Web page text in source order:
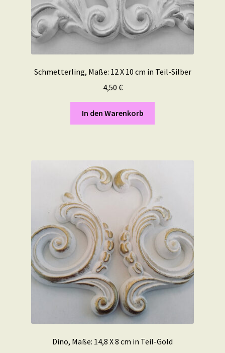
Schmetterling, Maße: 12 X 10 cm in Teil-Silber
4,50 €
In den Warenkorb
Dino, Maße: 14,8 X 8 cm in Teil-Gold